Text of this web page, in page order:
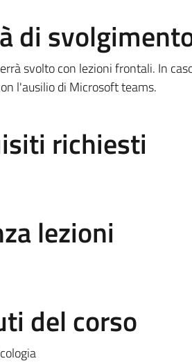
di
svolto con lezioni frontali. In
l'ausilio di Microsoft teams.
richiesti
lezioni
del corso